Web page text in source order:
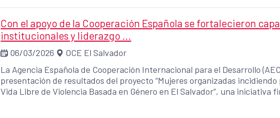
Con el apoyo de la Cooperación Española se fortalecieron
institucionales y liderazgo ...
06/03/2026
OCE El Salvador
La Agencia Española de Cooperación Internacional para el Desarrollo
presentación de resultados del proyecto “Mujeres organizadas incidiendo
Vida Libre de Violencia Basada en Género en El Salvador”, una iniciativa